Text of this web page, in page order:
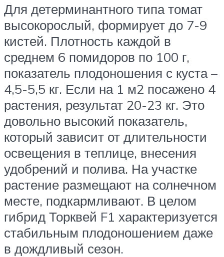
Для детерминантного типа томат
высокорослый, формирует до 7-9
кистей. Плотность каждой в
среднем 6 помидоров по 100 г,
показатель плодоношения с куста –
4,5-5,5 кг. Если на 1 м2 посажено 4
растения, результат 20-23 кг. Это
довольно высокий показатель,
который зависит от длительности
освещения в теплице, внесения
удобрений и полива. На участке
растение размещают на солнечном
месте, подкармливают. В целом
гибрид Торквей F1 характеризуется
стабильным плодоношением даже
в дождливый сезон.